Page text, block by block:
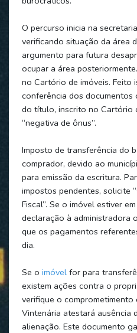
O percurso inicia na
verificando situação da área
argumento para futura
ocupar a área
no Cartório de imóveis. Feito
conferência dos documentos
do título, inscrito no Cartório
“negativa de ônus”.
Imposto de transferência do
comprador, devido ao
para emissão da escritura.
impostos pendentes, solicite
Fiscal”. Se o imóvel estiver
declaração à administradora
que os pagamentos
dia.
Se o imóvelfor para
existem ações contra o
verifique o comprometimento
Vintenária atestará ausência
alienação. Este documento